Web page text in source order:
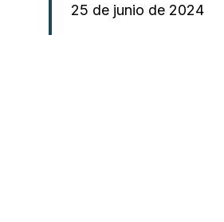
25 de junio de 2024